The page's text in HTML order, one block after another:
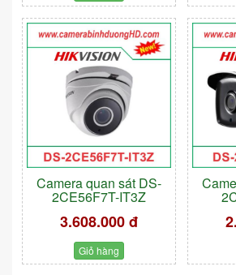
Camera quan sát DS-
2CE56F7T-IT3Z
3.608.000 đ
Giỏ hàng